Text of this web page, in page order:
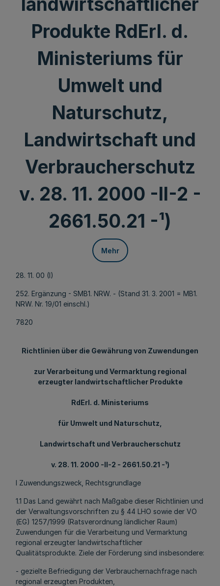
Produkte RdErl. d.
Ministeriums für
Umwelt und
Naturschutz,
Landwirtschaft und
Verbraucherschutz
v. 28. 11. 2000 -II-2 -
2661.50.21 -¹)
Mehr
28. 11. 00 (I)
252. Ergänzung - SMB1. NRW. - (Stand 31. 3. 2001 = MB1.
NRW. Nr. 19/01 einschl.)
7820
Richtlinien über die Gewährung von Zuwendungen
zur Verarbeitung und Vermarktung regional
erzeugter landwirtschaftlicher Produkte
RdErl. d. Ministeriums
für Umwelt und Naturschutz,
Landwirtschaft und Verbraucherschutz
v. 28. 11. 2000 -II-2 - 2661.50.21 -¹)
l Zuwendungszweck, Rechtsgrundlage
1.1 Das Land gewährt nach Maßgabe dieser Richtlinien und
der Verwaltungsvorschriften zu § 44 LHO sowie der VO
(EG) 1257/1999 (Ratsverordnung ländlicher Raum)
Zuwendungen für die Verarbeitung und Vermarktung
regional erzeugter landwirtschaftlicher
Qualitätsprodukte. Ziele der Förderung sind insbesondere:
- gezielte Befriedigung der Verbrauchernachfrage nach
regional erzeugten Produkten,